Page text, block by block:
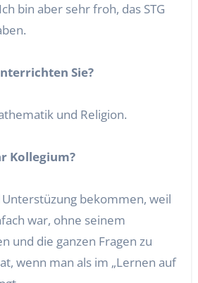
bin aber sehr froh, das STG
Sie?
und Religion.
Kollegium?
Unterstüzung bekommen, weil
war, ohne seinem
und die ganzen Fragen zu
wenn man als im „Lernen auf